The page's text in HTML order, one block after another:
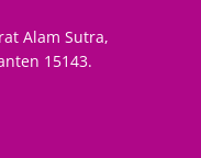
Alam Sutra,
15143.